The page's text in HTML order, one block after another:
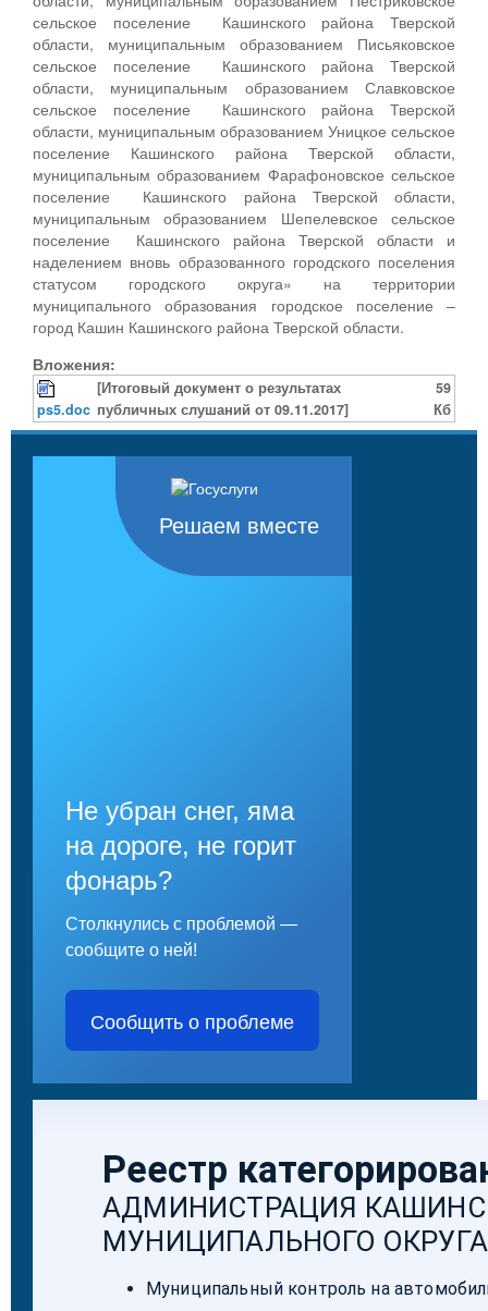
сельское поселение Кашинского района Тверской
области, муниципальным образованием Письяковское
сельское поселение Кашинского района Тверской
области, муниципальным образованием Славковское
сельское поселение Кашинского района Тверской
области, муниципальным образованием Уницкое сельское
поселение Кашинского района Тверской области,
муниципальным образованием Фарафоновское сельское
поселение Кашинского района Тверской области,
муниципальным образованием Шепелевское сельское
поселение Кашинского района Тверской области и
наделением вновь образованного городского поселения
статусом городского округа» на территории
муниципального образования городское поселение –
город Кашин Кашинского района Тверской области.
Вложения:
ps5.doc
[Итоговый документ о результатах
публичных слушаний от 09.11.2017]
59
Кб
Решаем вместе
Не убран снег, яма
на дороге, не горит
фонарь?
Столкнулись с проблемой —
сообщите о ней!
Сообщить о проблеме